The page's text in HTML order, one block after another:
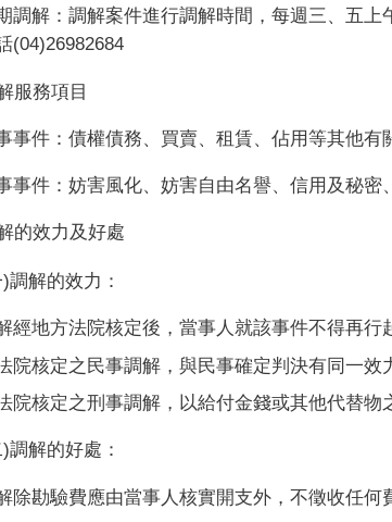
調解：調解案件進行調解時間，每週三、五上
(04)26982684
服務項目
事件：債權債務、買賣、租賃、佔用等其他有
事件：妨害風化、妨害自由名譽、信用及秘密
的效力及好處
)調解的效力：
經地方法院核定後，當事人就該事件不得再行
院核定之民事調解，與民事確定判決有同一效
院核定之刑事調解，以給付金錢或其他代替物
)調解的好處：
除勘驗費應由當事人核實開支外，不徵收任何